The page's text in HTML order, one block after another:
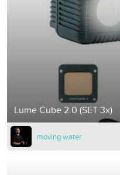
Lume Cube 2.0 (SET 3x)
moving water